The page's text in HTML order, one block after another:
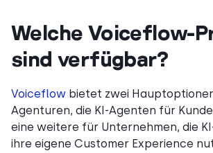
Welche Voiceflow-
sind verfügbar?
Voiceflow bietet zwei
Agenturen, die KI-Agenten für
eine weitere für Unternehmen, die
ihre eigene Customer Experience